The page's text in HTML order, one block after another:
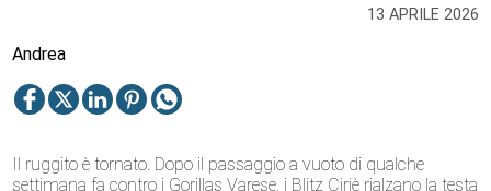
13 APRILE 2026
Andrea
Il ruggito è tornato. Dopo il passaggio a vuoto di qualche
settimana fa contro i Gorillas Varese, i Blitz Ciriè rialzano la testa